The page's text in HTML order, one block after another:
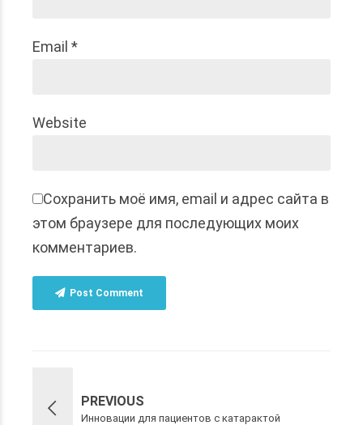
Email *
Website
Сохранить моё имя, email и адрес сайта в
этом браузере для последующих моих
комментариев.
Post Comment
PREVIOUS
Инновации для пациентов с катарактой